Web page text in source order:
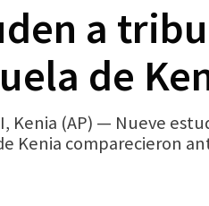
a
de
Kenia (AP) — Nueve
Kenia comparecieron